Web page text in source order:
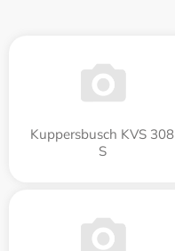
Kuppersbusch KVS 308
S